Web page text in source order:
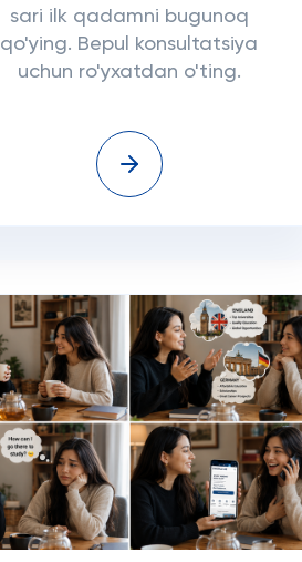
sari ilk qadamni bugunoq
qo'ying. Bepul konsultatsiya
uchun ro'yxatdan o'ting.